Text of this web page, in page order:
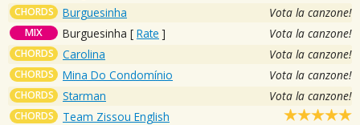
CHORDS Burguesinha Vota la canzone!
MIX Burguesinha [ Rate ] Vota la canzone!
CHORDS Carolina Vota la canzone!
CHORDS Mina Do Condomínio Vota la canzone!
CHORDS Starman Vota la canzone!
CHORDS Team Zissou English